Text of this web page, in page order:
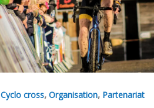
Cyclo cross, Organisation, Partenariat